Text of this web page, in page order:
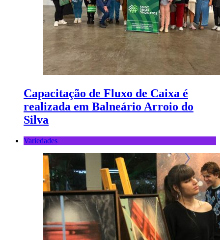
Capacitação de Fluxo de Caixa é
realizada em Balneário Arroio do
Silva
Variedades